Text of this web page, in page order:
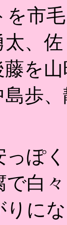
市
、
を
歩
っぽ
で白
りに